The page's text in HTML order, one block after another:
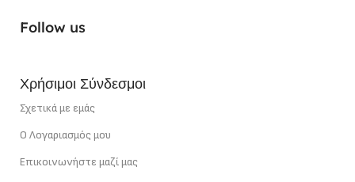
Follow us
Χρήσιμοι Σύνδεσμοι
Σχετικά με εμάς
Ο Λογαριασμός μου
Επικοινωνήστε μαζί μας